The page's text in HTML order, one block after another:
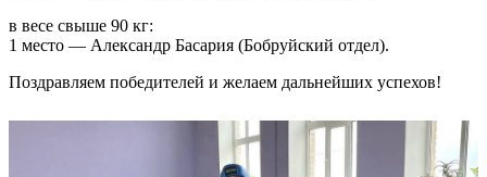
в весе свыше 90 кг:
1 место — Александр Басария (Бобруйский отдел).
Поздравляем победителей и желаем дальнейших успехов!